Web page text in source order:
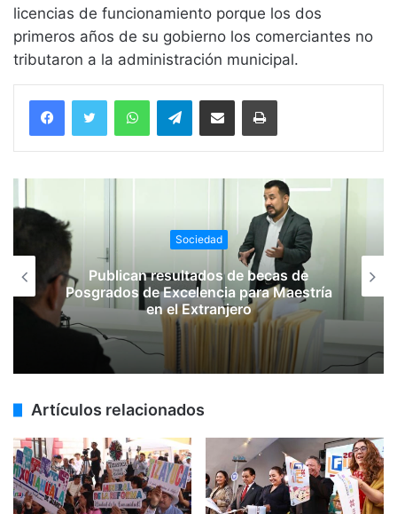
licencias de funcionamiento porque los dos
primeros años de su gobierno los comerciantes no
tributaron a la administración municipal.
WhatsAppTelegramCompartir vía email Imprimir
Sociedad
Publican resultados de becas de
Posgrados de Excelencia para Maestría
en el Extranjero
Artículos relacionados